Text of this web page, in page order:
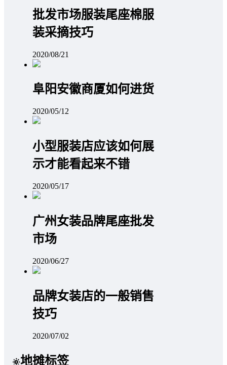
批发市场服装尾座棉服
装采摘技巧
2020/08/21
阜阳安徽商厦如何进货
2020/05/12
小型服装店应该如何展
示才能看起来不错
2020/05/17
广州女装品牌尾座批发
市场
2020/06/27
品牌女装店的一般销售
技巧
2020/07/02
地摊标签